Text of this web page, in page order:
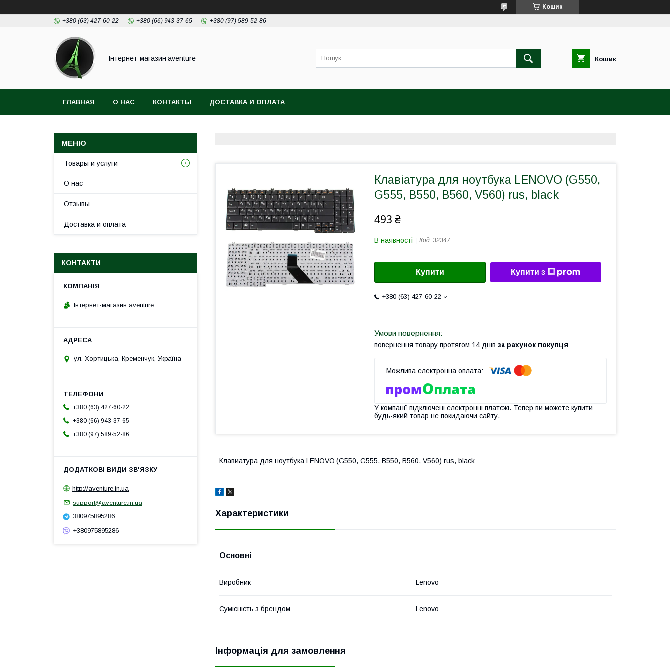
Кошик
+380 (63) 427-60-22 +380 (66) 943-37-65 +380 (97) 589-52-86
Інтернет-магазин aventure Кошик
ГЛАВНАЯ О НАС КОНТАКТЫ ДОСТАВКА И ОПЛАТА
Клавіатура для ноутбука LENOVO (G550,
G555, B550, B560, V560) rus, black
493 ₴
В наявності Код: 32347
Купити Купити з
+380 (63) 427-60-22
повернення товару протягом 14 днів за рахунок покупця
У компанії підключені електронні платежі. Тепер ви можете купити
будь-який товар не покидаючи сайту.
Клавиатура для ноутбука LENOVO (G550, G555, B550, B560, V560) rus, black
Характеристики
Основні
Виробник Lenovo
Сумісність з брендом Lenovo
Інформація для замовлення
Товары и услуги
О нас
Отзывы
Доставка и оплата
КОНТАКТИ
Інтернет-магазин aventure
ул. Хортицька, Кременчук, Україна
+380 (63) 427-60-22
+380 (66) 943-37-65
+380 (97) 589-52-86
http://aventure.in.ua
support@aventure.in.ua
380975895286
+380975895286